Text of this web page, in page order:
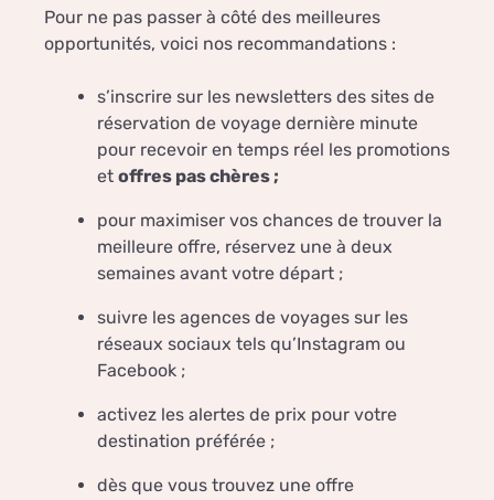
Pour ne pas passer à côté des meilleures
opportunités, voici nos recommandations :
s’inscrire sur les newsletters des sites de
réservation de voyage dernière minute
pour recevoir en temps réel les promotions
et offres pas chères ;
pour maximiser vos chances de trouver la
meilleure offre, réservez une à deux
semaines avant votre départ ;
suivre les agences de voyages sur les
réseaux sociaux tels qu’Instagram ou
Facebook ;
activez les alertes de prix pour votre
destination préférée ;
dès que vous trouvez une offre